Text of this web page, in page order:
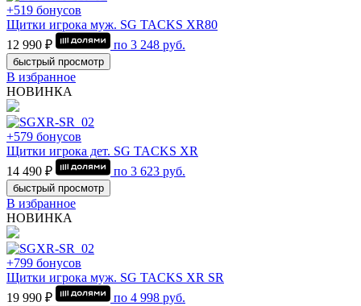
+519 бонусов
Щитки игрока муж. SG TACKS XR80
12 990 ₽
по 3 248 руб.
быстрый просмотр
В избранное
НОВИНКА
+579 бонусов
Щитки игрока дет. SG TACKS XR
14 490 ₽
по 3 623 руб.
быстрый просмотр
В избранное
НОВИНКА
+799 бонусов
Щитки игрока муж. SG TACKS XR SR
19 990 ₽
по 4 998 руб.